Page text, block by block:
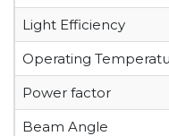
Light Efficiency
Operating
Power factor
Beam Angle